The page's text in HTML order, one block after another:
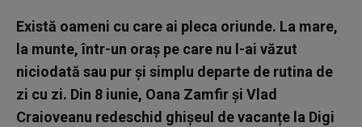
Există oameni cu care ai pleca oriunde. La mare,
la munte, într-un oraș pe care nu l-ai văzut
niciodată sau pur și simplu departe de rutina de
zi cu zi. Din 8 iunie, Oana Zamfir și Vlad
Craioveanu redeschid ghișeul de vacanțe la Digi